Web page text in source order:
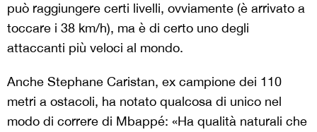
può raggiungere certi livelli, ovviamente (è arrivato a
toccare i 38 km/h), ma è di certo uno degli
attaccanti più veloci al mondo.
Anche Stephane Caristan, ex campione dei 110
metri a ostacoli, ha notato qualcosa di unico nel
modo di correre di Mbappé: «Ha qualità naturali che